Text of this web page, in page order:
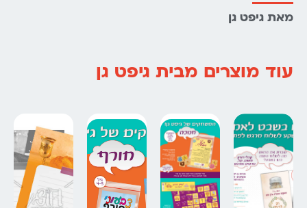
מאת גיפט גן
עוד מוצרים מבית גיפט גן